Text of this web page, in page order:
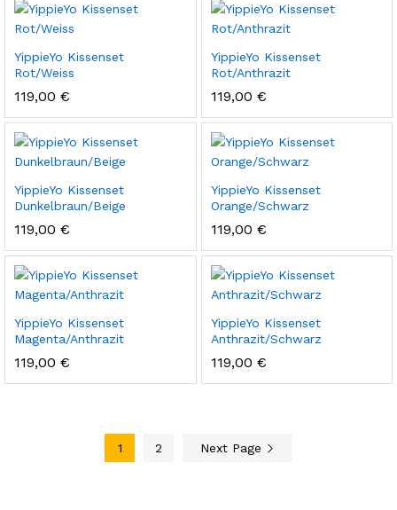
YippieYo Kissenset
Rot/Weiss
119,00 €
YippieYo Kissenset
Rot/Anthrazit
119,00 €
YippieYo Kissenset
Dunkelbraun/Beige
119,00 €
YippieYo Kissenset
Orange/Schwarz
119,00 €
YippieYo Kissenset
Magenta/Anthrazit
119,00 €
YippieYo Kissenset
Anthrazit/Schwarz
119,00 €
1 2 Next Page